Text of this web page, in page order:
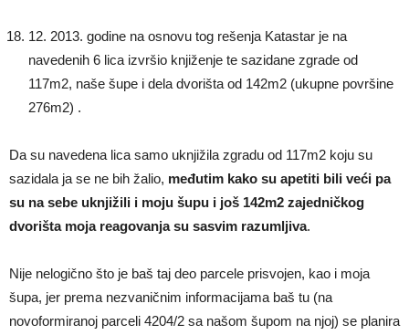
12. 2013. godine na osnovu tog rešenja Katastar je na
navedenih 6 lica izvršio knjiženje te sazidane zgrade od
117m2, naše šupe i dela dvorišta od 142m2 (ukupne površine
276m2) .
Da su navedena lica samo uknjižila zgradu od 117m2 koju su
sazidala ja se ne bih žalio, međutim kako su apetiti bili veći pa
su na sebe uknjižili i moju šupu i još 142m2 zajedničkog
dvorišta moja reagovanja su sasvim razumljiva.
Nije nelogično što je baš taj deo parcele prisvojen, kao i moja
šupa, jer prema nezvaničnim informacijama baš tu (na
novoformiranoj parceli 4204/2 sa našom šupom na njoj) se planira